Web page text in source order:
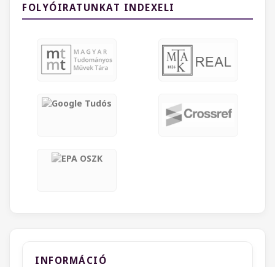
FOLYÓIRATUNKAT INDEXELI
INFORMÁCIÓ